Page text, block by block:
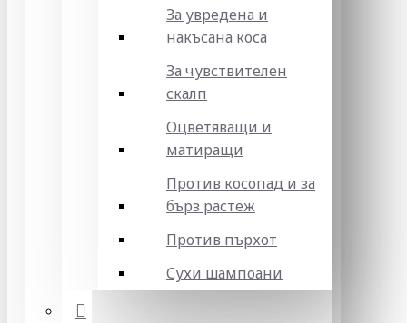
За увредена и
накъсана коса
За чувствителен
скалп
Оцветяващи и
матиращи
Против косопад и за
бърз растеж
Против пърхот
Сухи шампоани